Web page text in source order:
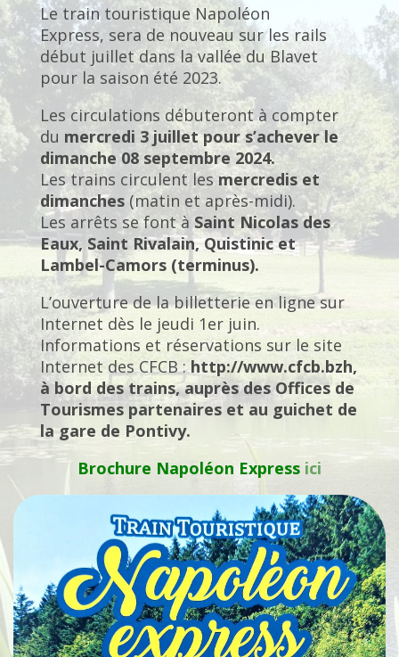
Le train touristique Napoléon
Express, sera de nouveau sur les rails
début juillet dans la vallée du Blavet
pour la saison été 2023.
Les circulations débuteront à compter
du mercredi 3 juillet pour s’achever le
dimanche 08 septembre 2024.
Les trains circulent les mercredis et
dimanches (matin et après-midi).
Les arrêts se font àSaint Nicolas des
Eaux, Saint Rivalain, Quistinic et
Lambel-Camors (terminus).
L’ouverture de la billetterie en ligne sur
Internet dès le jeudi 1er juin.
Informations et réservations sur le site
Internet des CFCB :http://www.cfcb.bzh,
à bord des trains, auprès des Offices de
Tourismes partenaires et au guichet de
la gare de Pontivy.
Brochure Napoléon Express ici